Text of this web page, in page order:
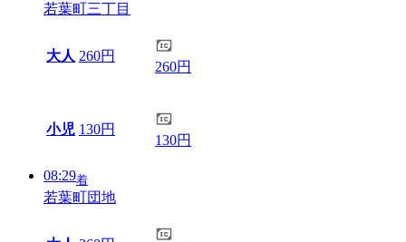
若葉町三丁目
大人 260円
260円
小児 130円
130円
08:29着
若葉町団地